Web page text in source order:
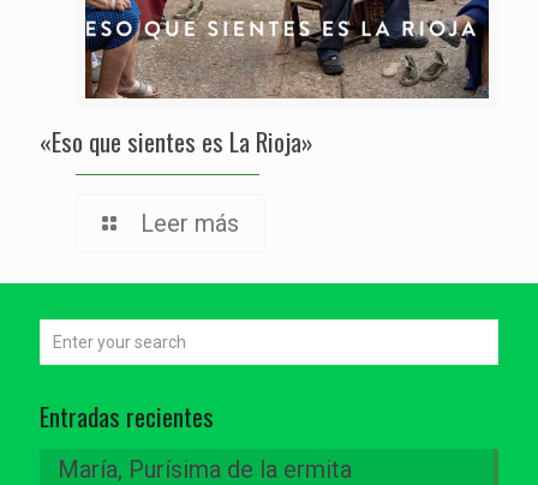
«Eso que sientes es La Rioja»
Leer más
Entradas recientes
María, Purísima de la ermita